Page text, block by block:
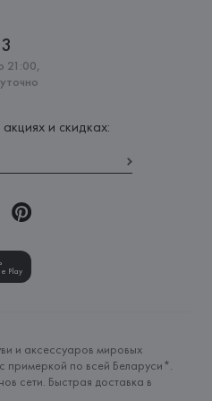
21:00,
и скидках:
Play
и аксессуаров мировых
примеркой по всей Беларуси*.
сети. Быстрая доставка в